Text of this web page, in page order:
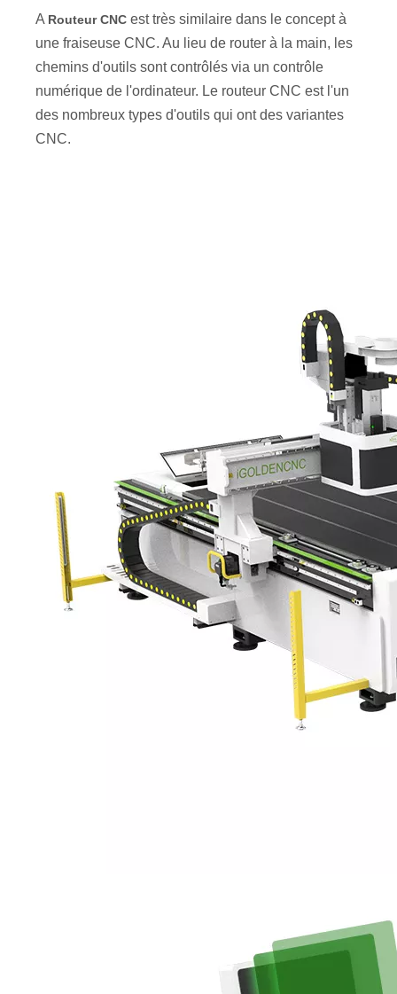
A Routeur CNC est très similaire dans le concept à
une fraiseuse CNC. Au lieu de router à la main, les
chemins d'outils sont contrôlés via un contrôle
numérique de l'ordinateur. Le routeur CNC est l'un
des nombreux types d'outils qui ont des variantes
CNC.